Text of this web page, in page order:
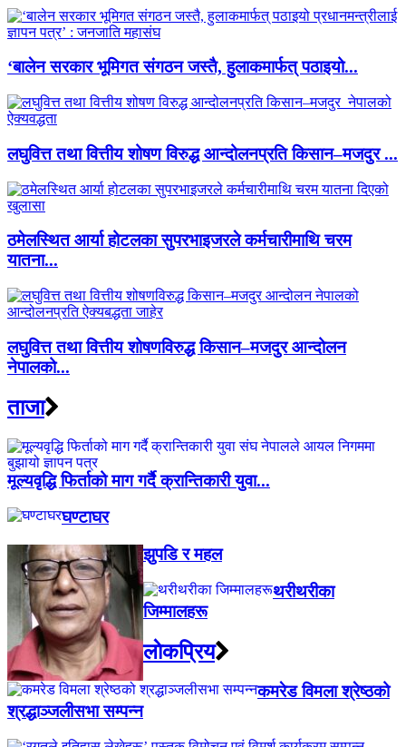
‘बालेन सरकार भूमिगत संगठन जस्तै, हुलाकमार्फत् पठाइयो...
लघुवित्त तथा वित्तीय शोषण विरुद्ध आन्दोलनप्रति किसान–मजदुर ...
ठमेलस्थित आर्या होटलका सुपरभाइजरले कर्मचारीमाथि चरम
यातना...
लघुवित्त तथा वित्तीय शोषणविरुद्ध किसान–मजदुर आन्दोलन
नेपालको...
ताजा
मूल्यवृद्धि फिर्ताको माग गर्दै क्रान्तिकारी युवा...
घण्टाघर
झुपडि र महल
थरीथरीका
जिम्मालहरू
लाेकप्रिय
कमरेड विमला श्रेष्ठको
श्रद्धाञ्जलीसभा सम्पन्न